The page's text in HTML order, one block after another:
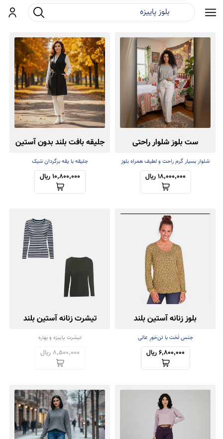
ورودجست و جو
ست بلوز شلوار راحتی
شلوار بسیار گرم راحت و لطیف همراه بلوز
سبک
18,000,000 ریال
جلیقه بافت بلند بدون آستین
جلیقه با یقه برگردان شیک
10,800,000 ریال
بلوز زنانه آستین بلند
جنس لَخت با تن‌خورِ عالی
6,800,000 ریال
تیشرت زنانه آستین بلند
مجموعه دو عددی
تیشرت پاییزه و بهاره
8,500,000 ریال